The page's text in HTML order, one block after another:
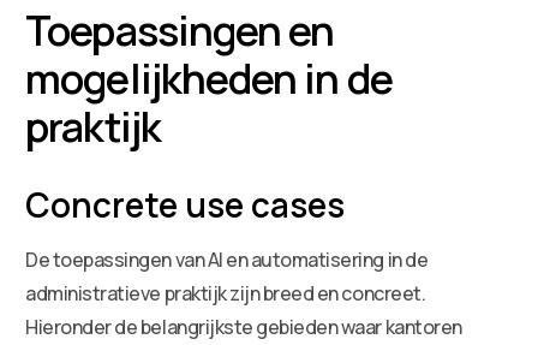
Toepassingen en
mogelijkheden in de
praktijk
Concrete use cases
De toepassingen van AI en automatisering in de
administratieve praktijk zijn breed en concreet.
Hieronder de belangrijkste gebieden waar kantoren